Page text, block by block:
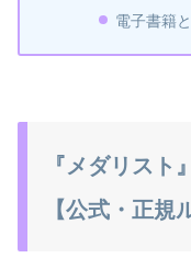
電子書籍
『メダリスト
【公式・正規